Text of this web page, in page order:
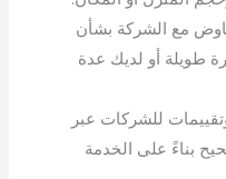
مع الشركة بشأن
طويلة أو لديك عدة
للشركات عبر
بناءً على الخدمة